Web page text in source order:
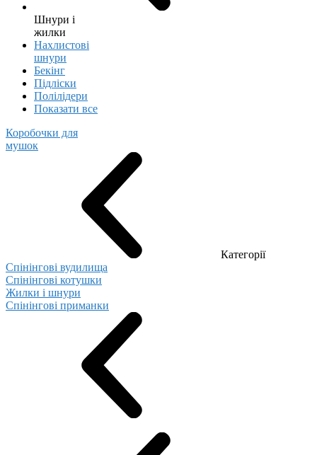
Шнури і
жилки
Нахлистові
шнури
Бекінг
Підліски
Полілідери
Показати все
Коробочки для
мушок
Категорії
Спінінгові вудилища
Спінінгові котушки
Жилки і шнури
Спінінгові приманки